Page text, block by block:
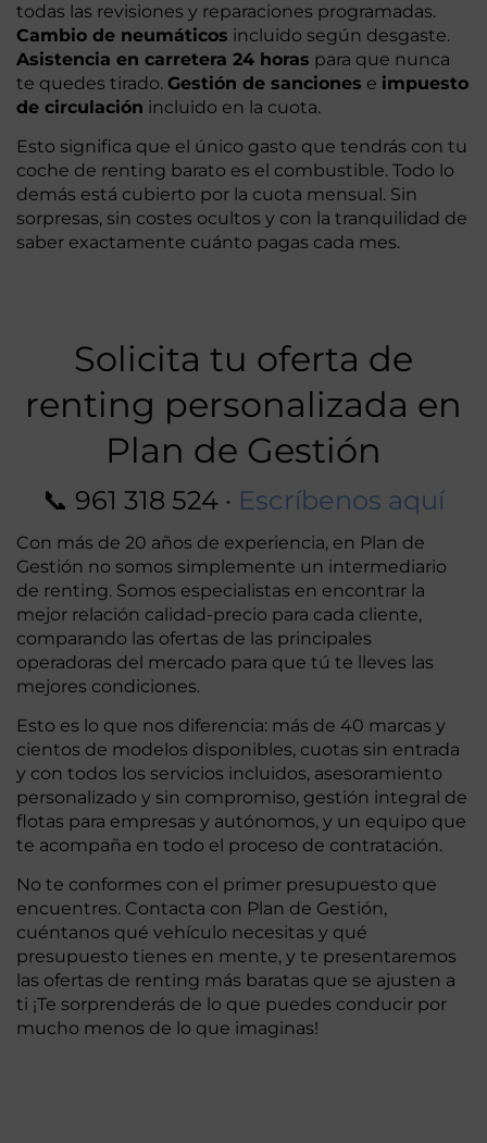
todas las revisiones y reparaciones programadas.
Cambio de neumáticos incluido según desgaste.
Asistencia en carretera 24 horas para que nunca
te quedes tirado. Gestión de sanciones e impuesto
de circulación incluido en la cuota.
Esto significa que el único gasto que tendrás con tu
coche de renting barato es el combustible. Todo lo
demás está cubierto por la cuota mensual. Sin
sorpresas, sin costes ocultos y con la tranquilidad de
saber exactamente cuánto pagas cada mes.
Solicita tu oferta de
renting personalizada en
Plan de Gestión
📞 961 318 524 · Escríbenos aquí
Con más de 20 años de experiencia, en Plan de
Gestión no somos simplemente un intermediario
de renting. Somos especialistas en encontrar la
mejor relación calidad-precio para cada cliente,
comparando las ofertas de las principales
operadoras del mercado para que tú te lleves las
mejores condiciones.
Esto es lo que nos diferencia: más de 40 marcas y
cientos de modelos disponibles, cuotas sin entrada
y con todos los servicios incluidos, asesoramiento
personalizado y sin compromiso, gestión integral de
flotas para empresas y autónomos, y un equipo que
te acompaña en todo el proceso de contratación.
No te conformes con el primer presupuesto que
encuentres. Contacta con Plan de Gestión,
cuéntanos qué vehículo necesitas y qué
presupuesto tienes en mente, y te presentaremos
las ofertas de renting más baratas que se ajusten a
ti ¡Te sorprenderás de lo que puedes conducir por
mucho menos de lo que imaginas!